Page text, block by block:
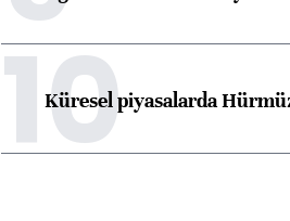
10
Küresel piyasalarda